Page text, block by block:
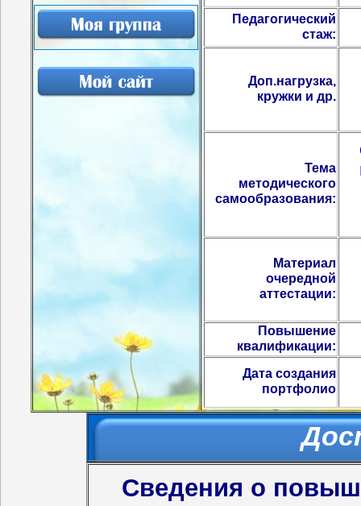
Педагогический
стаж:
Доп.нагрузка,
кружки и др.
Тема
методического
самообразования:
Материал
очередной
аттестации:
Повышение
квалификации:
Дата создания
портфолио
Сведения о